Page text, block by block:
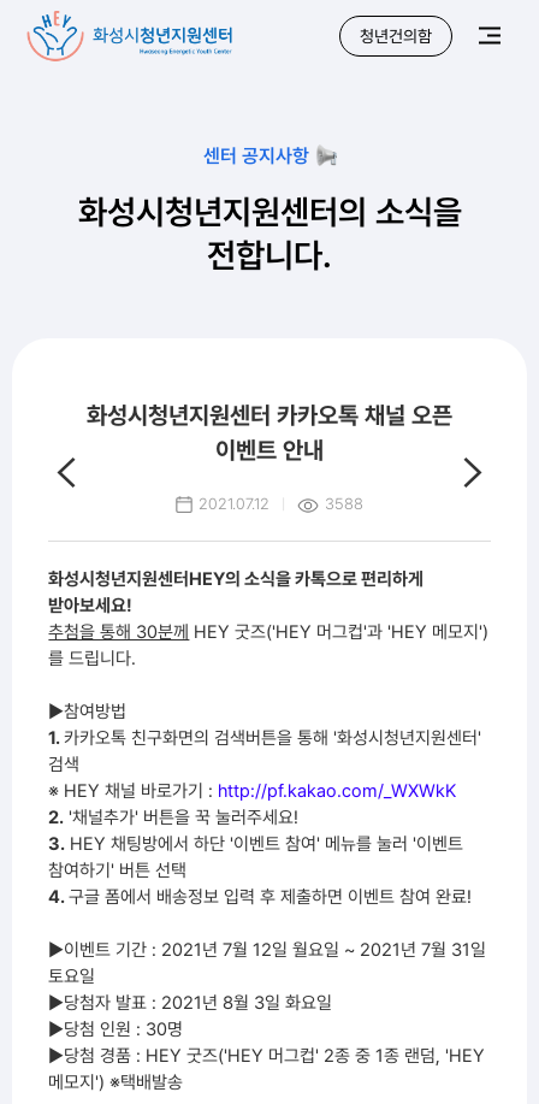
청년건의함
센터 공지사항
화성시청년지원센터의 소식을
전합니다.
화성시청년지원센터 카카오톡 채널 오픈
이벤트 안내
2021.07.12 3588
화성시청년지원센터HEY의 소식을 카톡으로 편리하게
받아보세요!
추첨을 통해 30분께 HEY 굿즈('HEY 머그컵'과 'HEY 메모지')
를 드립니다.
▶참여방법
1.카카오톡 친구화면의 검색버튼을 통해 '화성시청년지원센터'
검색
※ HEY 채널 바로가기 : http://pf.kakao.com/_WXWkK
2. '채널추가' 버튼을 꾹 눌러주세요!
3. HEY 채팅방에서 하단 '이벤트 참여' 메뉴를 눌러 '이벤트
참여하기' 버튼 선택
4.구글 폼에서 배송정보 입력 후 제출하면 이벤트 참여 완료!
▶이벤트 기간 : 2021년 7월 12일 월요일 ~ 2021년 7월 31일
토요일
▶당첨자 발표 : 2021년 8월 3일 화요일
▶당첨 인원 : 30명
▶당첨 경품 : HEY 굿즈('HEY 머그컵' 2종 중 1종 랜덤, 'HEY
메모지') ※택배발송